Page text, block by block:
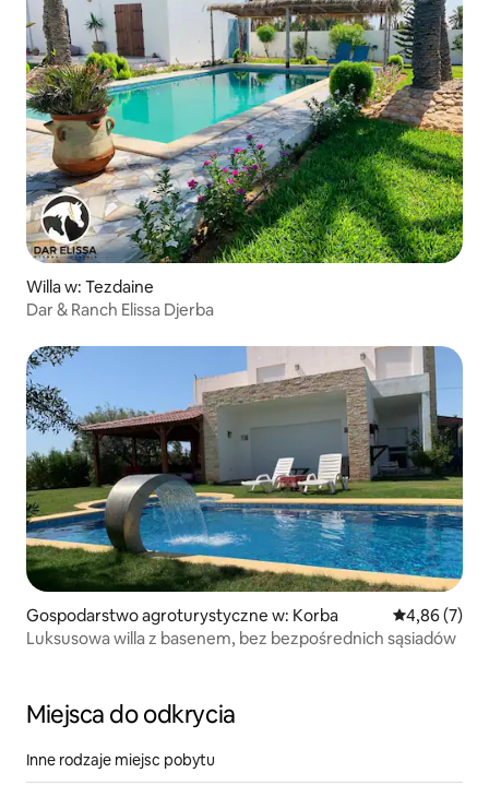
Willa w: Tezdaine
Dar & Ranch Elissa Djerba
Gospodarstwo agroturystyczne w: Korba Średnia
4,86 (7)
Luksusowa willa z basenem, bez bezpośrednich sąsiadów
Miejsca do odkrycia
Inne rodzaje miejsc pobytu